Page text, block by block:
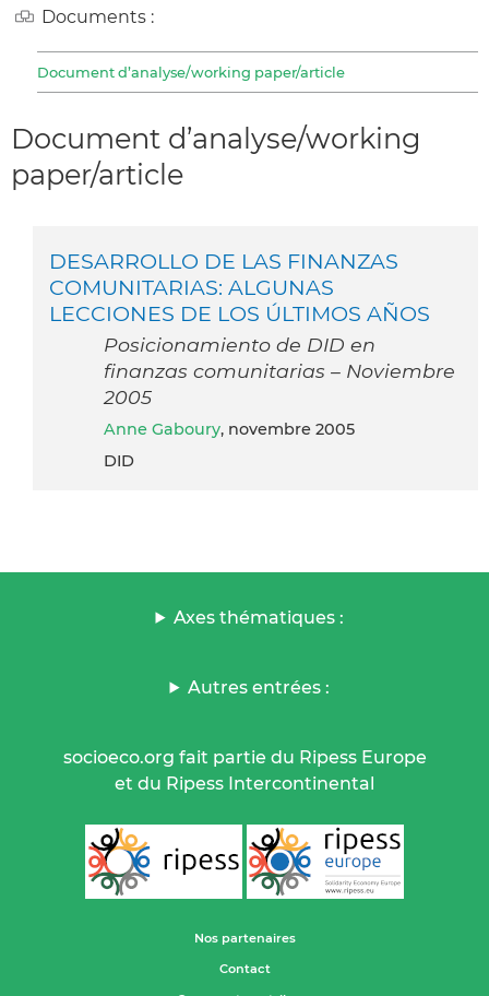
Documents :
Document d’analyse/working paper/article
Document d’analyse/working
paper/article
DESARROLLO DE LAS FINANZAS
COMUNITARIAS: ALGUNAS
LECCIONES DE LOS ÚLTIMOS AÑOS
Posicionamiento de DID en
finanzas comunitarias – Noviembre
2005
Anne Gaboury, novembre 2005
DID
Axes thématiques :
Autres entrées :
socioeco.org fait partie du Ripess Europe
et du Ripess Intercontinental
Nos partenaires
Contact